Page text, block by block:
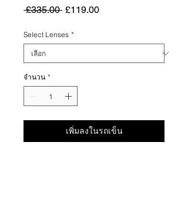
£335.00 ราคา
£119.00ราคา
Select Lenses *
จำนวน *
เพิ่มลงในรถเข็น